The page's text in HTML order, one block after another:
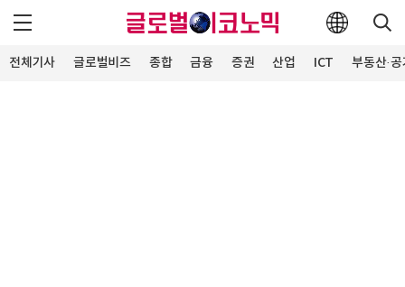
전체기사 글로벌비즈 종합 금융 증권 산업 ICT 부동산·